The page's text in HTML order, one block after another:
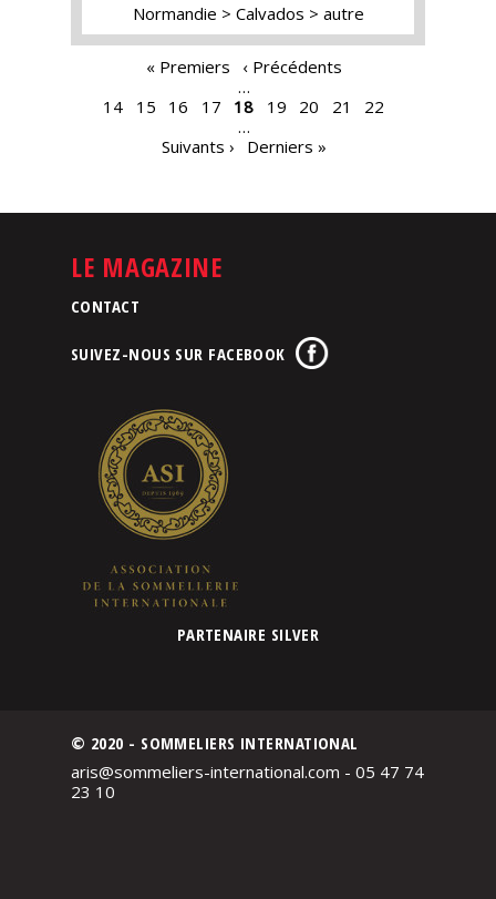
Normandie Calvados autre
« Premiers
‹ Précédents
…
14
15 16 17 18 19 20 21
22
…
Suivants ›
Derniers »
LE MAGAZINE
CONTACT
SUIVEZ-NOUS SUR FACEBOOK
PARTENAIRE SILVER
© 2020 - SOMMELIERS INTERNATIONAL
aris@sommeliers-international.com - 05 47 74
23 10